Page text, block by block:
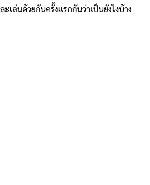
ะเล่นด้วยกันครั้งแรกกันว่าเป็นยังไงบ้าง